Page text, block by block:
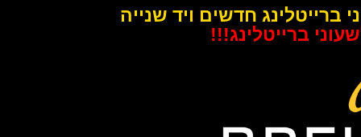
חדשים ויד שנייה
ברייטלינג!!!